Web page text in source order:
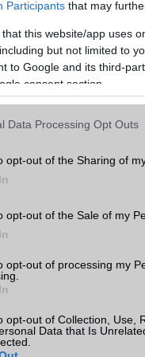
Participants that may
that this website/app uses
but not limited to
to Google and its third-
consent section.
Data Processing Opt Outs
opt-out of the Sharing of
opt-out of the Sale of my
opt-out of processing my
opt-out of Collection, Use,
Data that Is
aksi
telefon
gps gyorsan merülő
kijelző kijelző méret
processzor rom root sim